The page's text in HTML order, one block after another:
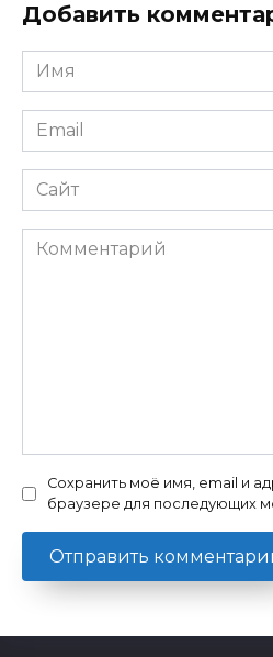
Добавить
Имя
*
Email
*
Сайт
Комментарий
Сохранить моё имя, email и
браузере для последующих